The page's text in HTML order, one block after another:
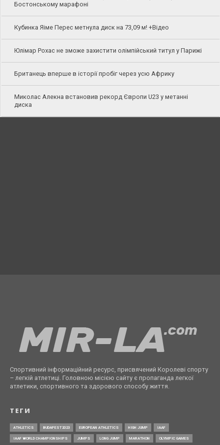
Бостонському марафоні
Кубинка Яіме Перес метнула диск на 73,09 м! +Відео
Юлімар Рохас не зможе захистити олімпійський титул у Парижі
Британець вперше в історії пробіг через усю Африку
Миколас Алекна встановив рекорд Європи U23 у метанні
диска
Спортивний інформаційний ресурс, присвячений Королеві спорту
– легкій атлетиці. Головною місією сайту є пропаганда легкої
атлетики, спортивного та здорового способу життя.
ТЕГИ
ATHLETICS BUDAPEST2023 EUROPEAN ATHLETICS HIGH JUMP IAAF
IAAF WORLD CHAMPIONSHIPS JUMPS LONG JUMP MARATHON OLYMPIC GAMES